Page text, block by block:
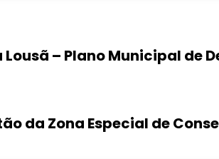
– Plano Municipal de
da Zona Especial de